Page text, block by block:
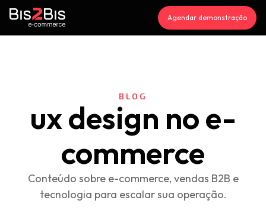
Agendar demonstração
BLOG
ux design no e-
commerce
Conteúdo sobre e-commerce, vendas B2B e
tecnologia para escalar sua operação.